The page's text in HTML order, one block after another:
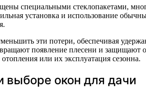
специальными стеклопакетами,
установка и использование
эти потери, обеспечивая
появление плесени и
или их эксплуатация сезонна.
окон для дачи